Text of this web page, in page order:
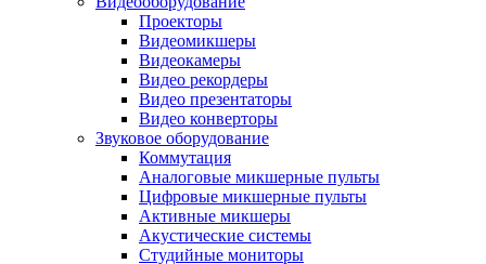
Проекторы
Видеомикшеры
Видеокамеры
Видео рекордеры
Видео презентаторы
Видео конверторы
Звуковое оборудование
Коммутация
Аналоговые микшерные пульты
Цифровые микшерные пульты
Активные микшеры
Акустические системы
Студийные мониторы